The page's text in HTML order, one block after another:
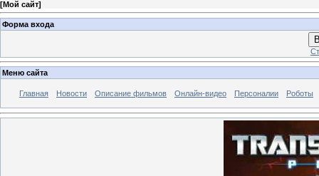
[Мой сайт]
Форма входа
Меню сайта
Главная Новости Описание фильмов Онлайн-видео Персоналии Роботы